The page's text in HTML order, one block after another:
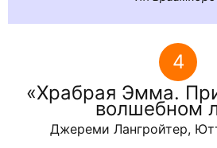
4
Храбрая Эмма.
волшебном
Джереми Лангройтер,